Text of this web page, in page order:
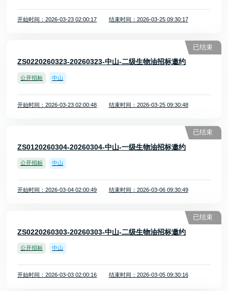
开始时间：2026-03-23 02:00:17 结束时间：2026-03-25 09:30:17
ZS0220260323-20260323-中山-二级生物油招标邀约
公开招标 中山
开始时间：2026-03-23 02:00:48 结束时间：2026-03-25 09:30:48
已结束
ZS0120260304-20260304-中山-一级生物油招标邀约
公开招标 中山
开始时间：2026-03-04 02:00:49 结束时间：2026-03-06 09:30:49
已结束
ZS0220260303-20260303-中山-二级生物油招标邀约
公开招标 中山
开始时间：2026-03-03 02:00:16 结束时间：2026-03-05 09:30:16
已结束